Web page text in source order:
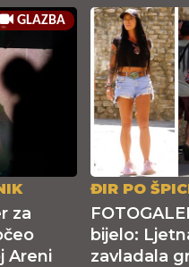
GLAZBA
za
Areni
ĐIR PO
bijelo:
zavladala